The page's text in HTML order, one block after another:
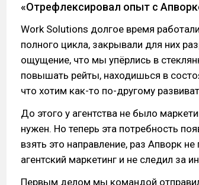
«Отрефлексировал опыт с
Work Solutions долгое время
полного цикла, закрывали для них
ощущение, что мы упёрлись в
повышать рейты, находишься в
что хотим как-то по-другому
До этого у агентства не было
нужен. Но теперь эта потребность
взять это направление, раз Апворк
агентский маркетинг и не следил за
Первым делом мы командой